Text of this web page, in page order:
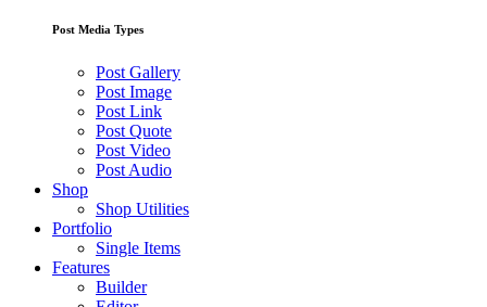
Post Media Types
Post Gallery
Post Image
Post Link
Post Quote
Post Video
Post Audio
Shop
Shop Utilities
Portfolio
Single Items
Features
Builder